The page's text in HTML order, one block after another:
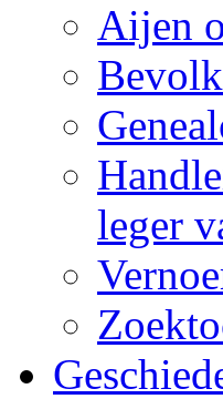
Aijen
leger